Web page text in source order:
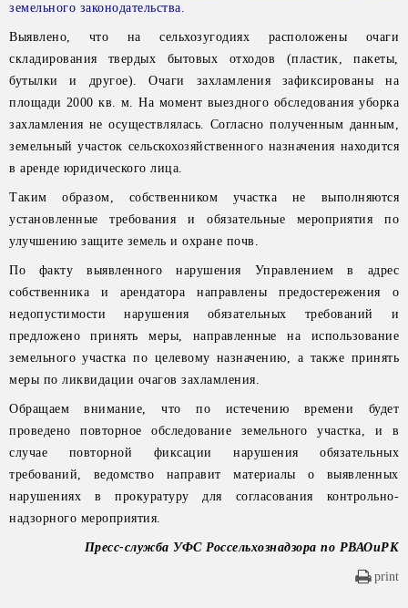
земельного законодательства.
Выявлено, что на сельхозугодиях расположены очаги
складирования твердых бытовых отходов (пластик, пакеты,
бутылки и другое). Очаги захламления зафиксированы на
площади 2000 кв. м. На момент выездного обследования уборка
захламления не осуществлялась. Согласно полученным данным,
земельный участок сельскохозяйственного назначения находится
в аренде юридического лица.
Таким образом, собственником участка не выполняются
установленные требования и обязательные мероприятия по
улучшению защите земель и охране почв.
По факту выявленного нарушения Управлением в адрес
собственника и арендатора направлены предостережения о
недопустимости нарушения обязательных требований и
предложено принять меры, направленные на использование
земельного участка по целевому назначению, а также принять
меры по ликвидации очагов захламления.
Обращаем внимание, что по истечению времени будет
проведено повторное обследование земельного участка, и в
случае повторной фиксации нарушения обязательных
требований, ведомство направит материалы о выявленных
нарушениях в прокуратуру для согласования контрольно-
надзорного мероприятия.
Пресс-служба УФС Россельхознадзора по РВАОиРК
print